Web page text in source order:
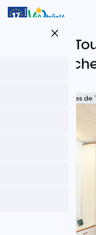
Aller
close
Office de
Sud
Offices de